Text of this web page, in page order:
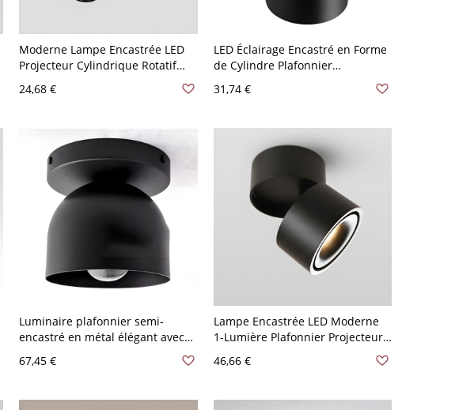
Moderne Lampe Encastrée LED
Projecteur Cylindrique Rotatif
Plafonnier 1-Lumière Aluminium
- 110 V-120 V Noir Chaud 7w
24,68 €
LED Éclairage Encastré en Forme
de Cylindre Plafonnier
Métallique Style Moderne - Noir
110 V-120 V 7,62 cm Blanc
31,74 €
Luminaire plafonnier semi-
encastré en métal élégant avec
abat-jour en fer vers le bas pour
les maisons modernes - 110 V-
67,45 €
Lampe Encastrée LED Moderne
1-Lumière Plafonnier Projecteur
Rotatif Cylindre en Aluminium -
Noir 110 V-120 V Chaud
46,66 €